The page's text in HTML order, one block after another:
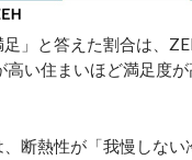
」と答えた割合は、
い住まいほど満足度
断熱性が「我慢しな